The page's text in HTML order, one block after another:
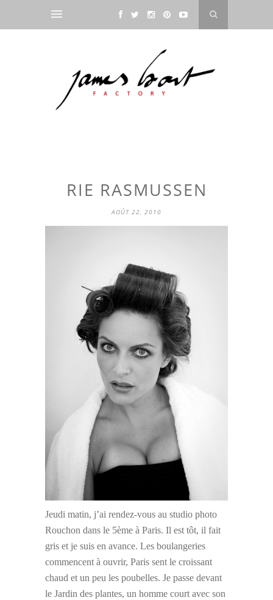
RIE RASMUSSEN
AOÛT 22, 2010
Jeudi matin, j’ai rendez-vous au studio photo
Rouchon dans le 5ème à Paris. Il est tôt, il fait
gris et je suis en avance. Les boulangeries
commencent à ouvrir, Paris sent le croissant
chaud et un peu les poubelles. Je passe devant
le Jardin des plantes, un homme court avec son